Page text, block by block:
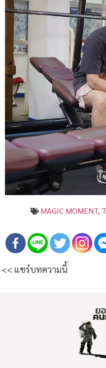
MAGIC MOMENT,
<< แชร์บทความนี้